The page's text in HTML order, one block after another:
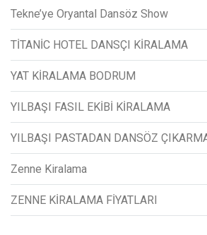
Tekne’ye Oryantal Dansöz Show
TİTANİC HOTEL DANSÇI KİRALAMA
YAT KİRALAMA BODRUM
YILBAŞI FASIL EKİBİ KİRALAMA
YILBAŞI PASTADAN DANSÖZ
Zenne Kiralama
ZENNE KİRALAMA FİYATLARI